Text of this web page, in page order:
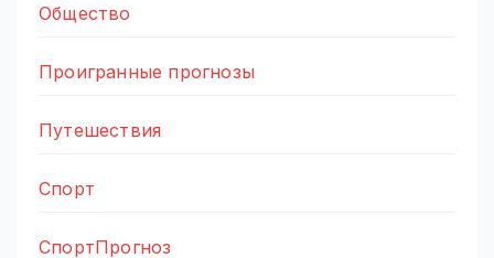
Общество
Проигранные прогнозы
Путешествия
Спорт
СпортПрогноз